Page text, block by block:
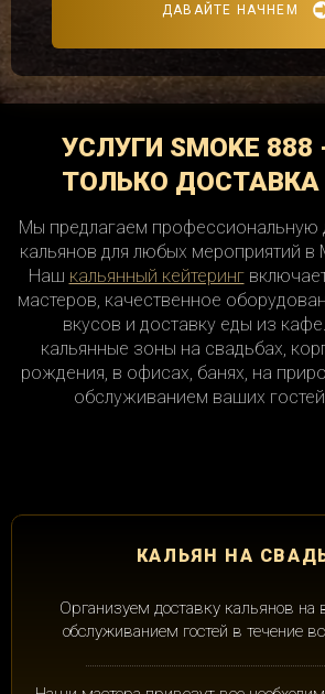
ДАВАЙТЕ НАЧНЕМ
УСЛУГИ SMOKE
ТОЛЬКО
Мы предлагаем профессиональную
кальянов для любых мероприятий в
Наш кальянный кейтеринг
мастеров, качественное
вкусов и доставку еды из
кальянные зоны на свадьбах,
рождения, в офисах, банях, на
обслуживанием ваших
КАЛЬЯН НА
Организуем доставку кальянов на
обслуживанием гостей в течение